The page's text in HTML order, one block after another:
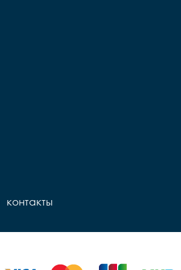
контакты